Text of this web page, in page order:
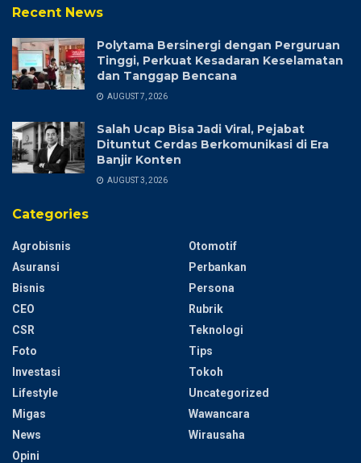
Recent News
Polytama Bersinergi dengan Perguruan
Tinggi, Perkuat Kesadaran Keselamatan
dan Tanggap Bencana
AUGUST 7, 2026
Salah Ucap Bisa Jadi Viral, Pejabat
Dituntut Cerdas Berkomunikasi di Era
Banjir Konten
AUGUST 3, 2026
Categories
Agrobisnis
Asuransi
Bisnis
CEO
CSR
Foto
Investasi
Lifestyle
Migas
News
Opini
Otomotif
Perbankan
Persona
Rubrik
Teknologi
Tips
Tokoh
Uncategorized
Wawancara
Wirausaha